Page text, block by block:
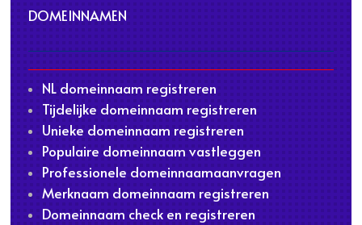
DOMEINNAMEN
NL domeinnaam registreren
Tijdelijke domeinnaam registreren
Unieke domeinnaam registreren
Populaire domeinnaam vastleggen
Professionele domeinnaamaanvragen
Merknaam domeinnaam registreren
Domeinnaam check en registreren